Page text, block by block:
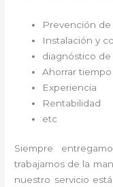
Prevención
Instalación y
diagnóstico
Ahorrar tiempo
Experiencia
Rentabilidad
etc
Siempre
trabajamos de la
nuestro servicio